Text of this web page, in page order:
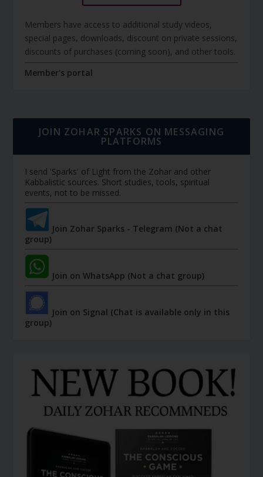
Members have access to additional study videos,
special pages, downloads, discount on private sessions,
discounts of purchases (coming soon), and other tools.
Member's portal
JOIN ZOHAR SPARKS ON MESSAGING
PLATFORMS
I send 'Sparks' of Light from the Zohar and other
Kabbalistic sources. Short studies, tools, spiritual
events, not to be missed.
Join Zohar Sparks - Telegram (Not a chat
group)
Join on WhatsApp (Not a chat group)
Join on Signal (Chat is available only in this
group)